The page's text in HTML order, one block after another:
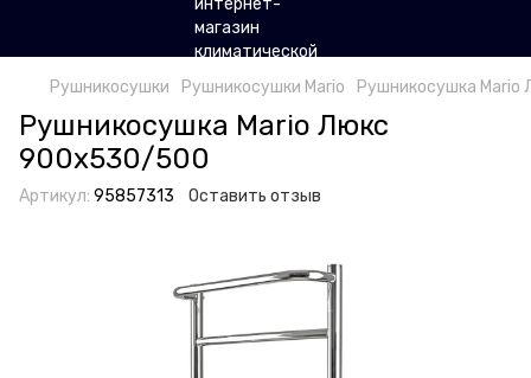
Рушникосушки Рушникосушки Mario Рушникосушка
Рушникосушка Mario Люкс
900х530/500
Артикул: 95857313 Оставить отзыв